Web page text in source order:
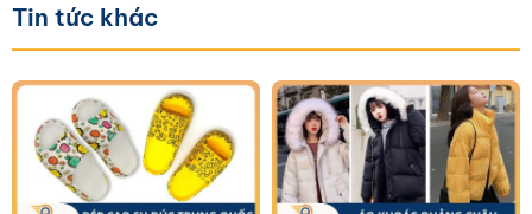
Tin tức khác